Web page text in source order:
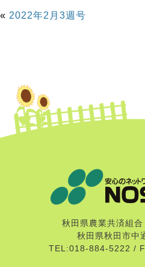
« 2022年2月3週号
秋田県農業共済組合
秋田県秋田市中
TEL:018-884-5222 /